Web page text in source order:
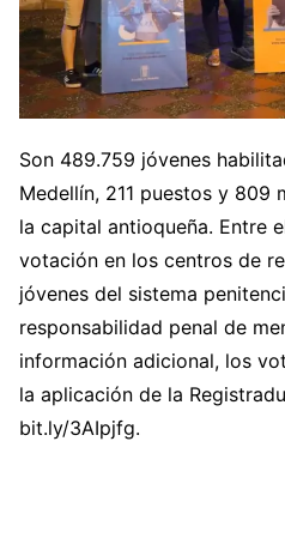
Son 489.759 jóvenes
Medellín, 211 puestos y 809
la capital antioqueña. Entre
votación en los centros de
jóvenes del sistema
responsabilidad penal de
información adicional, los
la aplicación de la
bit.ly/3AIpjfg.